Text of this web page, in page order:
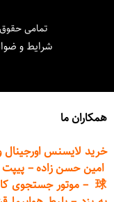
تمامی
شرایط و
همکاران ما
خرید لایسنس اورجینال ویندوز 11،
امین حسن زاده– پیپت
球
– موتور جستجوی